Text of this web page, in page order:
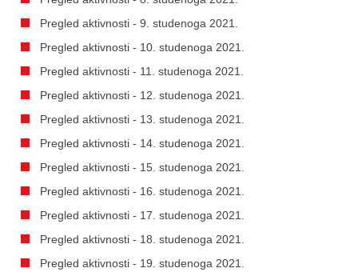
Pregled aktivnosti - 9. studenoga 2021.
Pregled aktivnosti - 10. studenoga 2021.
Pregled aktivnosti - 11. studenoga 2021.
Pregled aktivnosti - 12. studenoga 2021.
Pregled aktivnosti - 13. studenoga 2021.
Pregled aktivnosti - 14. studenoga 2021.
Pregled aktivnosti - 15. studenoga 2021.
Pregled aktivnosti - 16. studenoga 2021.
Pregled aktivnosti - 17. studenoga 2021.
Pregled aktivnosti - 18. studenoga 2021.
Pregled aktivnosti - 19. studenoga 2021.